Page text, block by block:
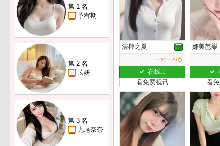
第 1 名
予宥期
第 2 名
玖妍
第 3 名
九尾奈奈
清檸之夏
一对一20点
在线上
看免费视讯
娜美芭樂
看